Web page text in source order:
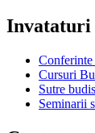
Invataturi
Cursuri
Sutre
Seminarii